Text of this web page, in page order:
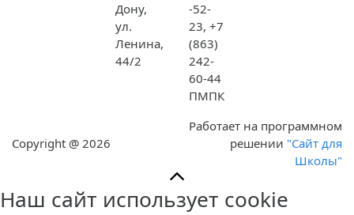
Дону,
ул.
Ленина,
44/2
-52-
23, +7
(863)
242-
60-44
ПМПК
Copyright @ 2026
Работает на программном
решении "Сайт для
Школы"
Наш сайт использует cookie